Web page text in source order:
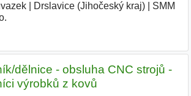
| Drslavice (Jihočeský kraj)|
SMM
dělnice - obsluha CNC strojů -
výrobků z kovů